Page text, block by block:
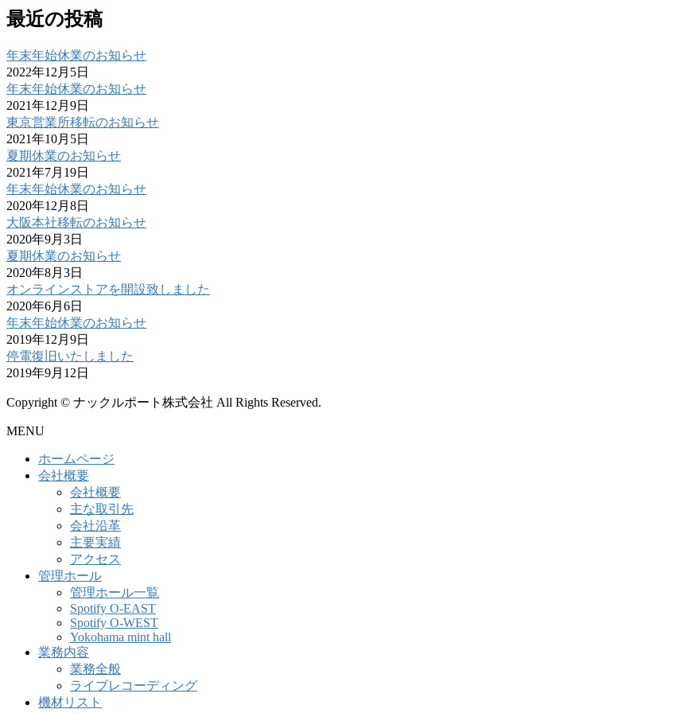
最近の投稿
年末年始休業のお知らせ
2022年12月5日
年末年始休業のお知らせ
2021年12月9日
東京営業所移転のお知らせ
2021年10月5日
夏期休業のお知らせ
2021年7月19日
年末年始休業のお知らせ
2020年12月8日
大阪本社移転のお知らせ
2020年9月3日
夏期休業のお知らせ
2020年8月3日
オンラインストアを開設致しました
2020年6月6日
年末年始休業のお知らせ
2019年12月9日
停電復旧いたしました
2019年9月12日
Copyright © ナックルポート株式会社 All Rights Reserved.
MENU
ホームページ
会社概要
会社概要
主な取引先
会社沿革
主要実績
アクセス
管理ホール
管理ホール一覧
Spotify O-EAST
Spotify O-WEST
Yokohama mint hall
業務内容
業務全般
ライブレコーディング
機材リスト